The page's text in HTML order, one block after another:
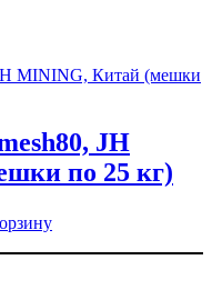
JH
по 25 кг)